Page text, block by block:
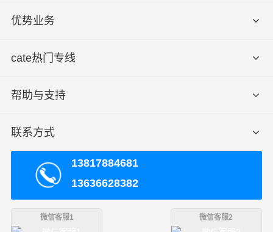
时效性，随季节变动或货物规格略有浮动！
我们优势：
1.耐心解答：可随时拨打财根无锡工作人员座机、手机询
答、有求必应；
2.实惠多多：刚开始合作的客户看到此网站，运费均可享
受或多或少的让利服务，不乱加价，省心，放心；
3.超快安全：零担运输、整车运输、冷链运输、搬家运输
实现当日达、次日达、隔日达、速度快、超安全；
优势业务
cate热门专线
帮助与支持
联系方式
13817884681
13636628382
微信客服1 微信客服2